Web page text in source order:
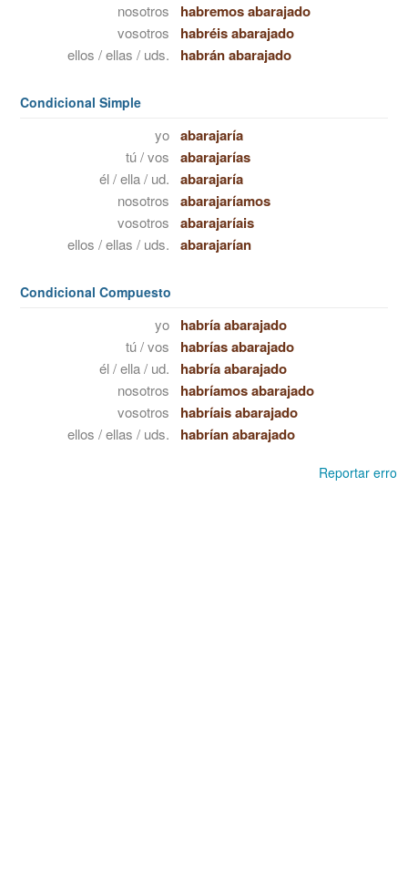
nosotros habremos abarajado
vosotros habréis abarajado
ellos / ellas / uds. habrán abarajado
Condicional Simple
yo abarajaría
tú / vos abarajarías
él / ella / ud. abarajaría
nosotros abarajaríamos
vosotros abarajaríais
ellos / ellas / uds. abarajarían
Condicional Compuesto
yo habría abarajado
tú / vos habrías abarajado
él / ella / ud. habría abarajado
nosotros habríamos abarajado
vosotros habríais abarajado
ellos / ellas / uds. habrían abarajado
Reportar erro